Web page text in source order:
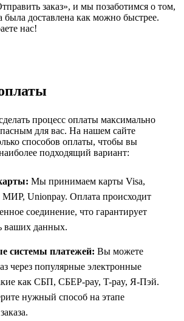
заказ», и мы позаботимся о том,
доставлена как можно быстрее.
нас!
процесс оплаты максимально
для вас. На нашем сайте
способов оплаты, чтобы вы
подходящий вариант:
Мы принимаем карты Visa,
МИР, Unionpay. Оплата происходит
соединение, что гарантирует
ваших данных.
системы платежей: Вы можете
через популярные электронные
как СБП, СБЕР-pay, T-pay, Я-Пэй.
нужный способ на этапе